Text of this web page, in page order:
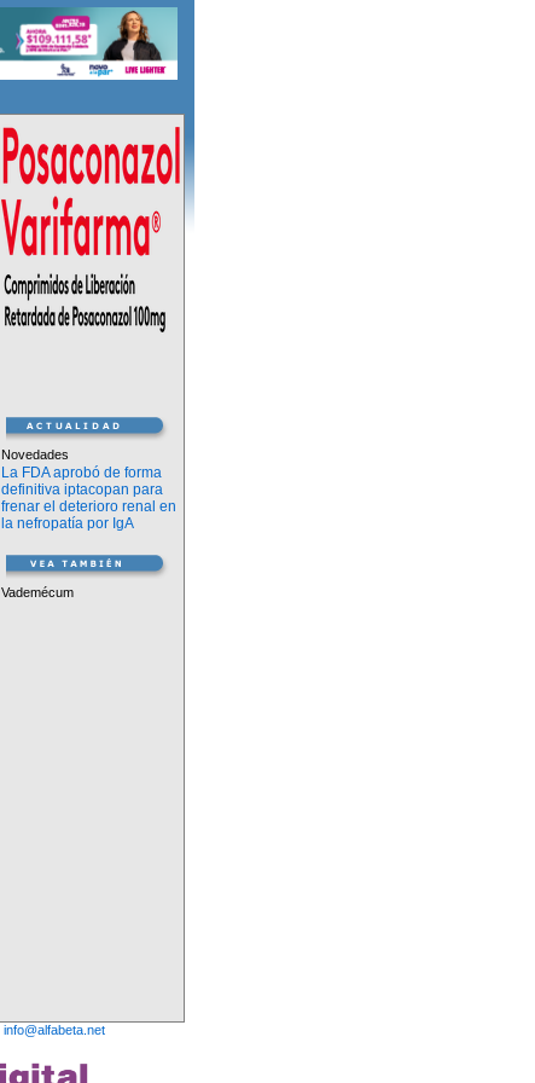
Novedades
La FDA aprobó de forma
definitiva iptacopan para
frenar el deterioro renal en
la nefropatía por IgA
Vademécum
info@alfabeta.net